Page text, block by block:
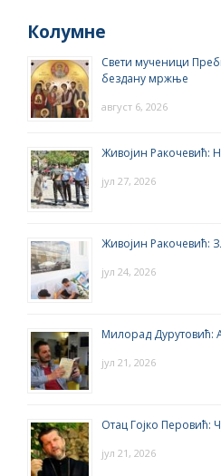
Колумне
Свети мученици
бездану мржње
август 6, 2026
Живојин Ракочевић:
јул 27, 2026
Живојин Ракочевић:
јул 24, 2026
Милорад Дурутовић:
јул 21, 2026
Отац Гојко Перовић:
јул 21, 2026